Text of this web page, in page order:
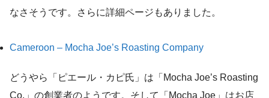
なさそうです。さらに詳細ページもありました。
Cameroon – Mocha Joe’s Roasting Company
どうやら「ピエール・カピ氏」は「Mocha Joe’s Roasting
Co.」の創業者のようです。そして「Mocha Joe」はお店